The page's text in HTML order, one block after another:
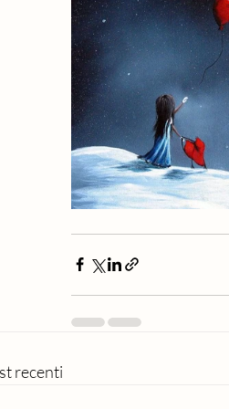
recenti